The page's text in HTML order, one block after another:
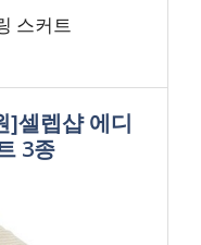
스커트
]셀렙샵 에디
3종